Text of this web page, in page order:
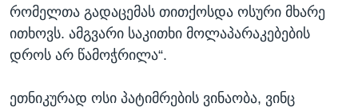
რომელთა გადაცემას თითქოსდა ოსური მხარე
ითხოვს. ამგვარი საკითხი მოლაპარაკებების
დროს არ წამოჭრილა“.
ეთნიკურად ოსი პატიმრების ვინაობა, ვინც